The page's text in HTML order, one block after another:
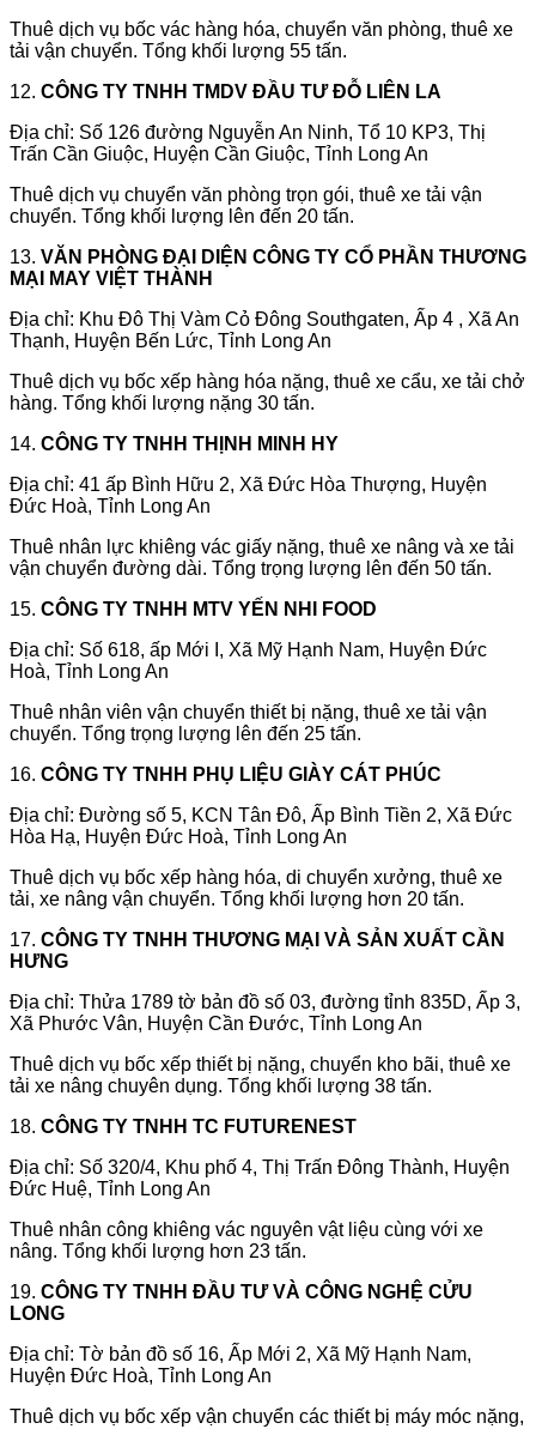
Thuê dịch vụ bốc vác hàng hóa, chuyển văn phòng, thuê xe
tải vận chuyển. Tổng khối lượng 55 tấn.
12. CÔNG TY TNHH TMDV ĐẦU TƯ ĐỖ LIÊN LA
Địa chỉ: Số 126 đường Nguyễn An Ninh, Tổ 10 KP3, Thị
Trấn Cần Giuộc, Huyện Cần Giuộc, Tỉnh Long An
Thuê dịch vụ chuyển văn phòng trọn gói, thuê xe tải vận
chuyển. Tổng khối lượng lên đến 20 tấn.
13. VĂN PHÒNG ĐẠI DIỆN CÔNG TY CỔ PHẦN THƯƠNG
MẠI MAY VIỆT THÀNH
Địa chỉ: Khu Đô Thị Vàm Cỏ Đông Southgaten, Ấp 4 , Xã An
Thạnh, Huyện Bến Lức, Tỉnh Long An
Thuê dịch vụ bốc xếp hàng hóa nặng, thuê xe cẩu, xe tải chở
hàng. Tổng khối lượng nặng 30 tấn.
14. CÔNG TY TNHH THỊNH MINH HY
Địa chỉ: 41 ấp Bình Hữu 2, Xã Đức Hòa Thượng, Huyện
Đức Hoà, Tỉnh Long An
Thuê nhân lực khiêng vác giấy nặng, thuê xe nâng và xe tải
vận chuyển đường dài. Tổng trọng lượng lên đến 50 tấn.
15. CÔNG TY TNHH MTV YẾN NHI FOOD
Địa chỉ: Số 618, ấp Mới I, Xã Mỹ Hạnh Nam, Huyện Đức
Hoà, Tỉnh Long An
Thuê nhân viên vận chuyển thiết bị nặng, thuê xe tải vận
chuyển. Tổng trọng lượng lên đến 25 tấn.
16. CÔNG TY TNHH PHỤ LIỆU GIÀY CÁT PHÚC
Địa chỉ: Đường số 5, KCN Tân Đô, Ấp Bình Tiền 2, Xã Đức
Hòa Hạ, Huyện Đức Hoà, Tỉnh Long An
Thuê dịch vụ bốc xếp hàng hóa, di chuyển xưởng, thuê xe
tải, xe nâng vận chuyển. Tổng khối lượng hơn 20 tấn.
17. CÔNG TY TNHH THƯƠNG MẠI VÀ SẢN XUẤT CẦN
HƯNG
Địa chỉ: Thửa 1789 tờ bản đồ số 03, đường tỉnh 835D, Ấp 3,
Xã Phước Vân, Huyện Cần Đước, Tỉnh Long An
Thuê dịch vụ bốc xếp thiết bị nặng, chuyển kho bãi, thuê xe
tải xe nâng chuyên dụng. Tổng khối lượng 38 tấn.
18. CÔNG TY TNHH TC FUTURENEST
Địa chỉ: Số 320/4, Khu phố 4, Thị Trấn Đông Thành, Huyện
Đức Huệ, Tỉnh Long An
Thuê nhân công khiêng vác nguyên vật liệu cùng với xe
nâng. Tổng khối lượng hơn 23 tấn.
19. CÔNG TY TNHH ĐẦU TƯ VÀ CÔNG NGHỆ CỬU
LONG
Địa chỉ: Tờ bản đồ số 16, Ấp Mới 2, Xã Mỹ Hạnh Nam,
Huyện Đức Hoà, Tỉnh Long An
Thuê dịch vụ bốc xếp vận chuyển các thiết bị máy móc nặng,